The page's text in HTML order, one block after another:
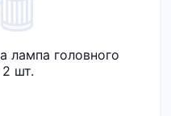
лампа головного
2 шт.